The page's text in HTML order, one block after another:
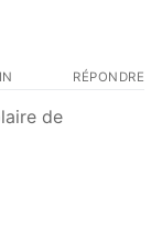
RÉPONDRE
de